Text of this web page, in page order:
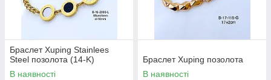
Браслет Xuping Stainlees
Steel позолота (14-K)
В наявності
Браслет Xuping позолота
В наявності